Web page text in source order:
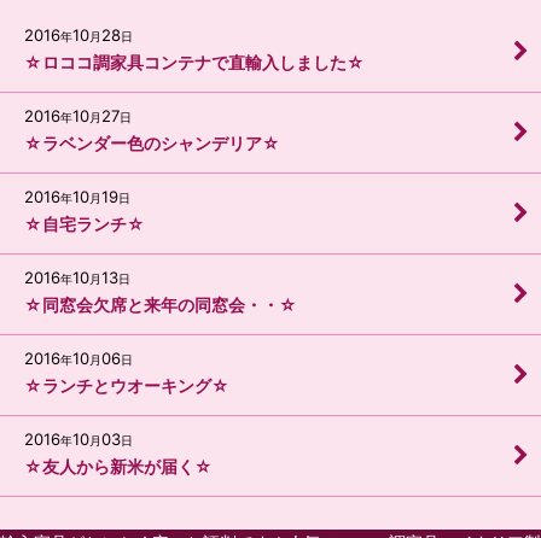
2016年10月 28日
☆ロココ調家具コンテナで直輸入しました☆
2016年10月 27日
☆ラベンダー色のシャンデリア☆
2016年10月19日
☆自宅ランチ☆
2016年10月13日
☆同窓会欠席と来年の同窓会・・☆
2016年10月06日
☆ランチとウオーキング☆
2016年10月03日
☆友人から新米が届く☆